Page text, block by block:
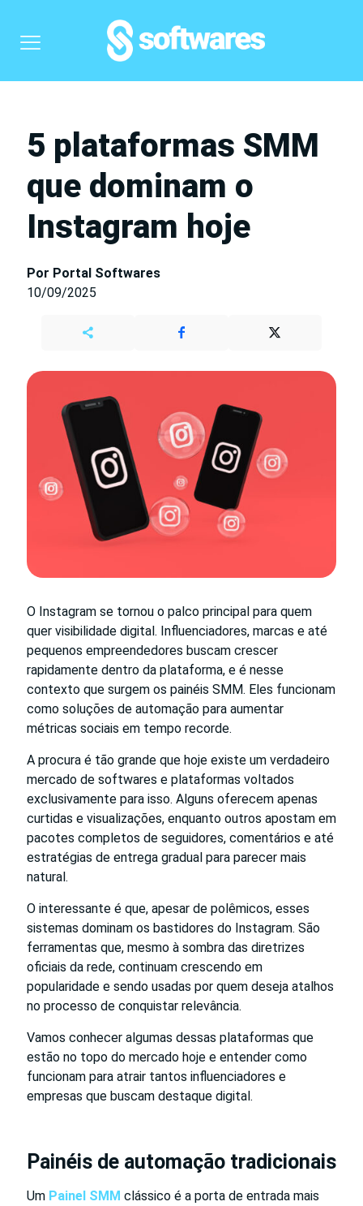
5 plataformas SMM
que dominam o
Instagram hoje
Por Portal Softwares
10/09/2025
O Instagram se tornou o palco principal para quem
quer visibilidade digital. Influenciadores, marcas e até
pequenos empreendedores buscam crescer
rapidamente dentro da plataforma, e é nesse
contexto que surgem os painéis SMM. Eles funcionam
como soluções de automação para aumentar
métricas sociais em tempo recorde.
A procura é tão grande que hoje existe um verdadeiro
mercado de softwares e plataformas voltados
exclusivamente para isso. Alguns oferecem apenas
curtidas e visualizações, enquanto outros apostam em
pacotes completos de seguidores, comentários e até
estratégias de entrega gradual para parecer mais
natural.
O interessante é que, apesar de polêmicos, esses
sistemas dominam os bastidores do Instagram. São
ferramentas que, mesmo à sombra das diretrizes
oficiais da rede, continuam crescendo em
popularidade e sendo usadas por quem deseja atalhos
no processo de conquistar relevância.
Vamos conhecer algumas dessas plataformas que
estão no topo do mercado hoje e entender como
funcionam para atrair tantos influenciadores e
empresas que buscam destaque digital.
Painéis de automação tradicionais
Um Painel SMM clássico é a porta de entrada mais